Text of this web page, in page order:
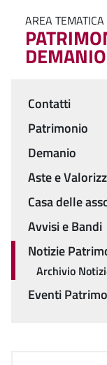
AREA TEMATICA
DEMANIO
Menu
Contatti
Patrimonio
Demanio
Aste e
Casa delle
Avvisi e Bandi
Notizie
Archivio
Eventi